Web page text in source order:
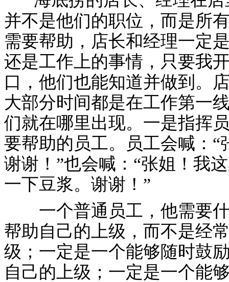
并不是他们的职位，而是所
需要帮助，店长和经理一定
还是工作上的事情，只要我
口，他们也能知道并做到。
大部分时间都是在工作第一
们就在哪里出现。一是指挥
要帮助的员工。员工会喊：
谢谢！”也会喊：“张姐！我
一下豆浆。谢谢！”
一个普通员工，他需要什
帮助自己的上级，而不是经
级；一定是一个能够随时鼓
自己的上级；一定是一个能